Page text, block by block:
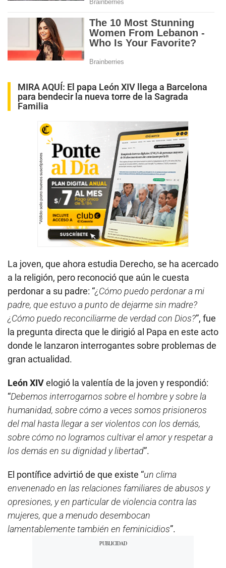
MIRA AQUÍ: El papa León XIV llega a Barcelona
para bendecir la nueva torre de la Sagrada
Familia
La joven, que ahora estudia Derecho, se ha acercado
a la religión, pero reconoció que aún le cuesta
perdonar a su padre: “¿Cómo puedo perdonar a mi
padre, que estuvo a punto de dejarme sin madre?
¿Cómo puedo reconciliarme de verdad con Dios?”, fue
la pregunta directa que le dirigió al Papa en este acto
donde le lanzaron interrogantes sobre problemas de
gran actualidad.
León XIVelogió la valentía de la joven y respondió:
“Debemos interrogarnos sobre el hombre y sobre la
humanidad, sobre cómo a veces somos prisioneros
del mal hasta llegar a ser violentos con los demás,
sobre cómo no logramos cultivar el amor y respetar a
los demás en su dignidad y libertad”.
El pontífice advirtió de que existe “un clima
envenenado en las relaciones familiares de abusos y
opresiones, y en particular de violencia contra las
mujeres, que a menudo desembocan
lamentablemente también en feminicidios”.